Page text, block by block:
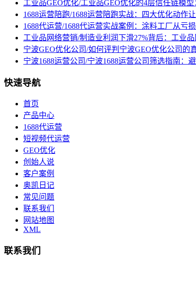
工业品GEO优化/工业品GEO优化的4层信任链模
1688运营陪跑/1688运营陪跑实战：四大优化动作
1688代运营/1688代运营实战案例：涂料工厂从亏
工业品网络营销/制造业利润下滑27%背后：工业
宁波GEO优化公司/如何评判宁波GEO优化公司的
宁波1688运营公司/宁波1688运营公司筛选指南：
快速导航
首页
产品中心
1688代运营
短视频代运营
GEO优化
创始人说
客户案例
奥凯日记
常见问题
联系我们
网站地图
XML
联系我们